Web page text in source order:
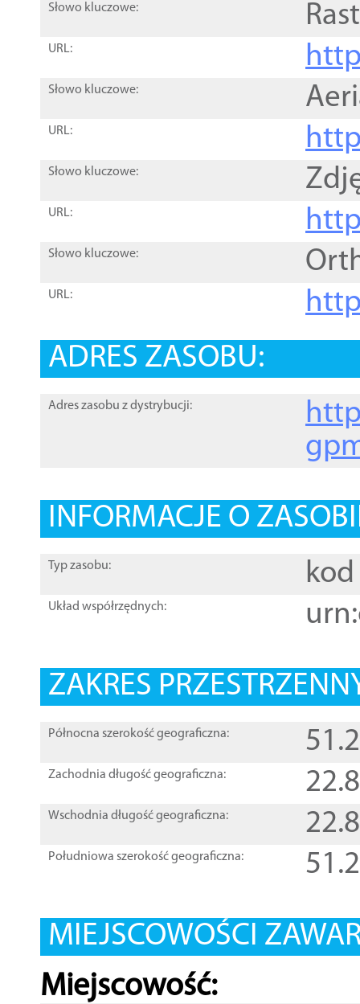
Słowo kluczowe:
URL:
Słowo kluczowe:
URL:
Słowo kluczowe:
URL:
Słowo kluczowe:
URL:
ADRES ZASOBU:
Adres zasobu z dystrybucji:
INFORMACJE O
Typ zasobu: kod
Układ współrzędnych:
ZAKRES
Północna szerokość geograficzna:
Zachodnia długość geograficzna:
Wschodnia długość geograficzna:
Południowa szerokość geograficzna:
MIEJSCOWOŚCI
Miejscowość: